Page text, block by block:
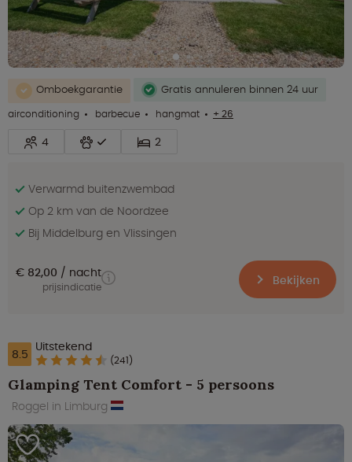
Omboekgarantie
Gratis annuleren binnen 24 uur
airconditioning
barbecue hangmat + 26
4 2
Verwarmd buitenzwembad
Op 2 km van de Noordzee
Bij Middelburg en Vlissingen
€ 82,00 nacht
prijsindicatie Bekijken
8.5 Uitstekend
(241)
Glamping Tent Comfort - 5 persoons
Roggel in Limburg